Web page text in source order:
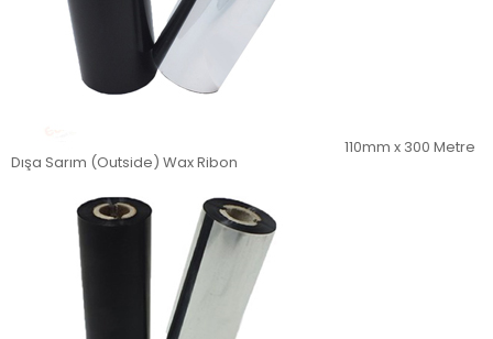
110mm x 300 Metre
Dışa Sarım (Outside) Wax Ribon